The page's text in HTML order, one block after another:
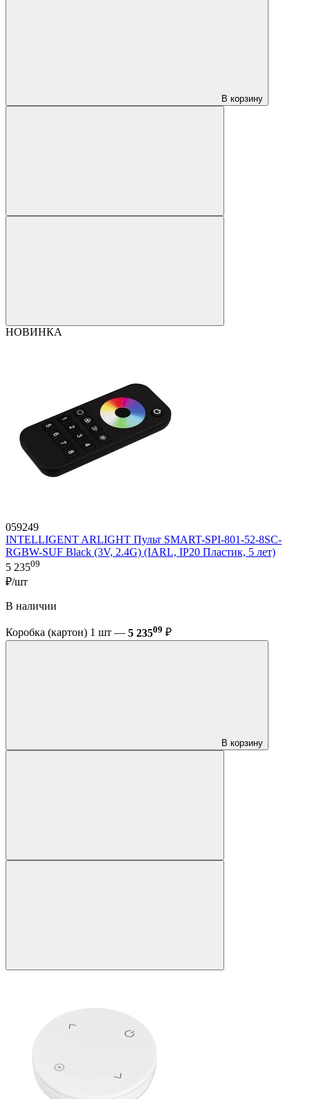
В корзину
НОВИНКА
059249
INTELLIGENT ARLIGHT Пульт SMART-SPI-801-52-8SC-
RGBW-SUF Black (3V, 2.4G) (IARL, IP20 Пластик, 5 лет)
5 23509
₽/шт
В наличии
Коробка (картон) 1 шт — 5 23509 ₽
В корзину